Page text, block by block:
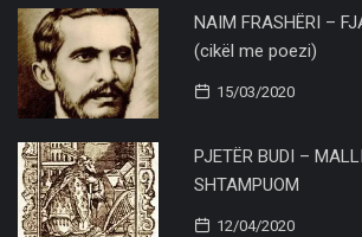
NAIM FRASHËRI –
(cikël me poezi)
15/03/2020
PJETËR BUDI –
SHTAMPUOM
12/04/2020